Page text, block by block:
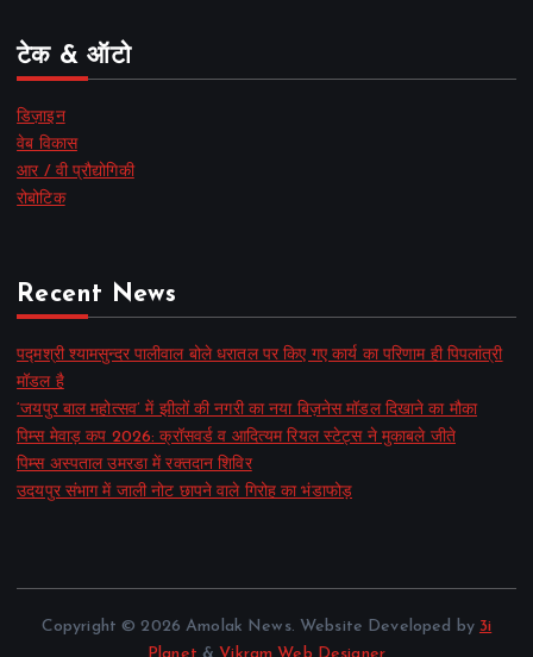
टेक & ऑटो
डिज़ाइन
वेब विकास
आर / वी प्रौद्योगिकी
रोबोटिक
Recent News
पद्मश्री श्यामसुन्दर पालीवाल बोले धरातल पर किए गए कार्य का परिणाम ही पिपलांत्री
मॉडल है
‘जयपुर बाल महोत्सव’ में झीलों की नगरी का नया बिज़नेस मॉडल दिखाने का मौका
पिम्स मेवाड़ कप 2026: क्रॉसवर्ड व आदित्यम रियल स्टेट्स ने मुकाबले जीते
पिम्स अस्पताल उमरडा में रक्तदान शिविर
उदयपुर संभाग में जाली नोट छापने वाले गिरोह का भंडाफोड़
Copyright © 2026 Amolak News. Website Developed by 3i